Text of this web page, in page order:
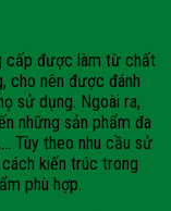
cấp được làm từ chất
cho nên được đánh
sử dụng. Ngoài ra,
những sản phẩm đa
Tùy theo nhu cầu sử
kiến trúc trong
phù hợp.